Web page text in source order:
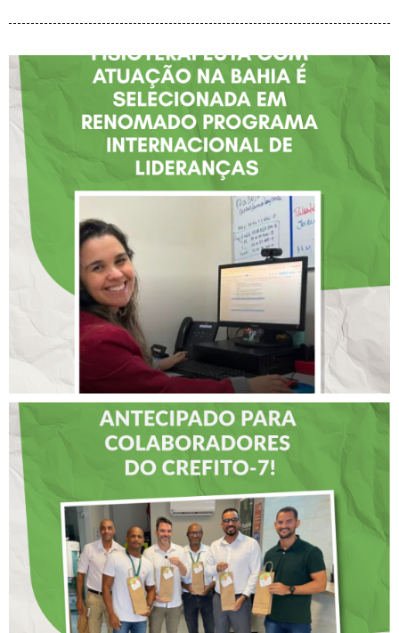
FISIOTERAPEUTA COM
ATUAÇÃO NA BAHIA É
SELECIONADA EM
RENOMADO PROGRAMA
INTERNACIONAL DE
LIDERANÇAS
DIA DOS PAIS É
ANTECIPADO PARA
COLABORADORES DO
CREFITO-7